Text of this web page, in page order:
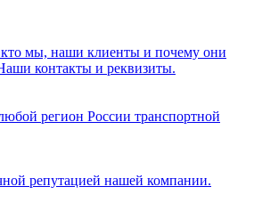
кто мы, наши клиенты и почему они
контакты и реквизиты.
регион России транспортной
репутацией нашей компании.